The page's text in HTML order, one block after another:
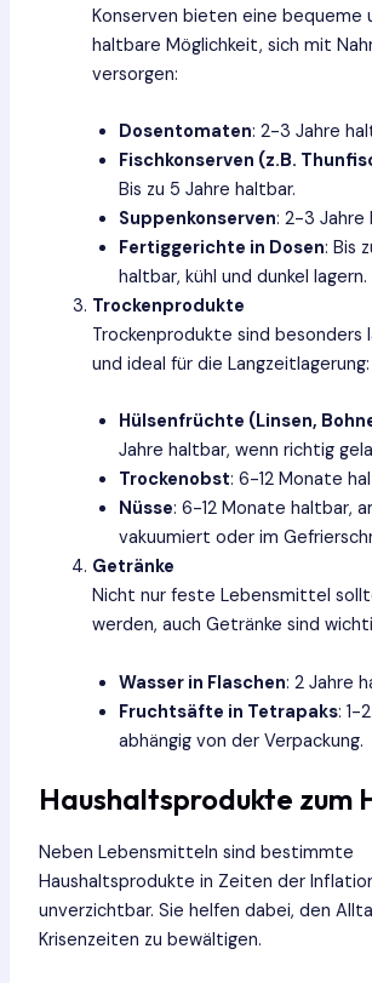
Konserven bieten eine bequeme
haltbare Möglichkeit, sich mit
versorgen:
Dosentomaten: 2-3 Jahre
Fischkonserven (z.B.
Bis zu 5 Jahre haltbar.
Suppenkonserven: 2-3 Jahre
Fertiggerichte in Dosen: Bis
haltbar, kühl und dunkel lagern.
Trockenprodukte
Trockenprodukte sind besonders
und ideal für die Langzeitlagerung:
Hülsenfrüchte (Linsen,
Jahre haltbar, wenn richtig
Trockenobst: 6-12 Monate
Nüsse: 6-12 Monate haltbar,
vakuumiert oder im
Getränke
Nicht nur feste Lebensmittel
werden, auch Getränke sind
Wasser in Flaschen: 2 Jahre
Fruchtsäfte in Tetrapaks: 1-
abhängig von der Verpackung.
Haushaltsprodukte zum
Neben Lebensmitteln sind bestimmte
Haushaltsprodukte in Zeiten der
unverzichtbar. Sie helfen dabei, den
Krisenzeiten zu bewältigen.